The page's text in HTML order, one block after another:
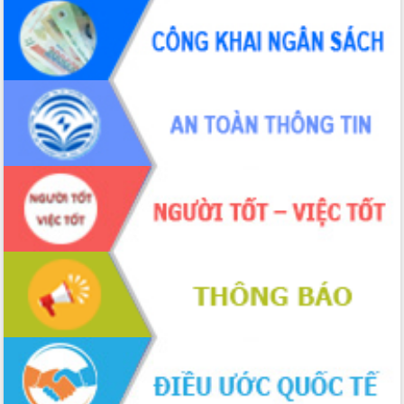
hiện nhiệm vụ quản lý tài sản công
hàng tuần
Tháo gỡ những vướng mắc, đẩy mạnh
công tác cải cách thủ tục hành chính
tại Trung tâm Phục vụ hành chính
công tỉnh
Đắk Lắk: Tôn vinh 46 giải pháp tại Hội
thi Sáng tạo Kỹ thuật 2024 - 2025
Đắk Lắk rà soát, điều chỉnh Đề án 190
về phát triển nuôi trồng thủy sản
Phó Chủ tịch UBND tỉnh Đắk Lắk
Trương Công Thái kiểm tra thực địa
Dự án cao tốc Khánh Hòa - Buôn Ma
Thuột
Định vị cà phê Việt Nam như một “di
sản sống” trong dòng chảy toàn cầu
Xây dựng nông thôn mới: Nâng cao đời
sống người dân từ những mô hình thiết
thực
Quyết liệt tháo gỡ vướng mắc, đẩy